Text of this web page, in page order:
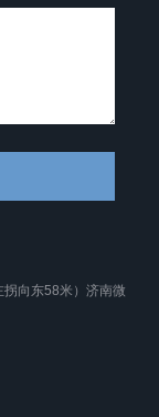
向东58米）济南微